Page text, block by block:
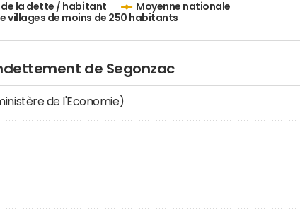
de la dette / habitant
Moyenne nationale
villages de moins de 250 habitants
de Segonzac
de l'Economie)